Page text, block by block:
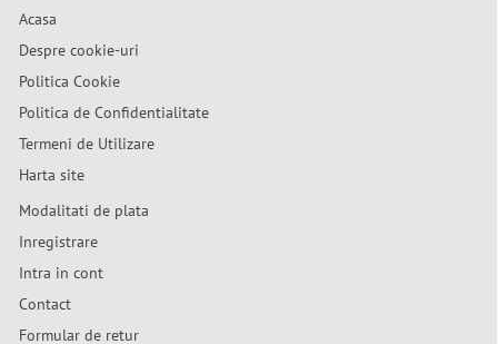
Acasa
Despre cookie-uri
Politica Cookie
Politica de Confidentialitate
Termeni de Utilizare
Harta site
Modalitati de plata
Inregistrare
Intra in cont
Contact
Formular de retur